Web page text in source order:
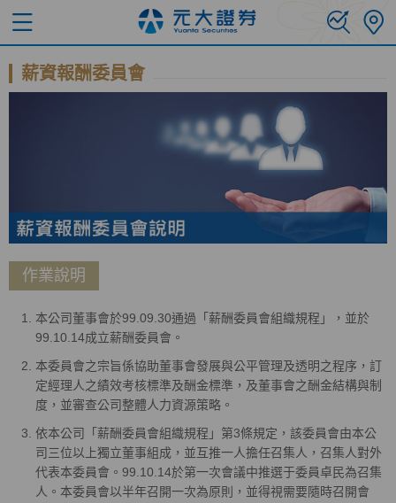
薪資報酬委員會
作業說明
本公司董事會於99.09.30通過「薪酬委員會組織規程」，並於
99.10.14成立薪酬委員會。
本委員會之宗旨係協助董事會發展與公平管理及透明之程序，訂
定經理人之績效考核標準及酬金標準，及董事會之酬金結構與制
度，並審查公司整體人力資源策略。
依本公司「薪酬委員會組織規程」第3條規定，該委員會由本公
司三位以上獨立董事組成，並互推一人擔任召集人，召集人對外
代表本委員會。99.10.14於第一次會議中推選于委員卓民為召集
人。本委員會以半年召開一次為原則，並得視需要隨時召開會